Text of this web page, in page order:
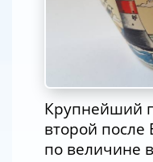
Крупнейший
второй
по величине